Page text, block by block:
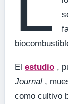
El estudio ,
Journal ,
como cultivo